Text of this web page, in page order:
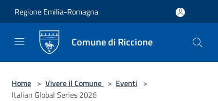
Regione Emilia-Romagna
Comune di Riccione
Home > Vivere il Comune > Eventi >
Italian Global Series 2026